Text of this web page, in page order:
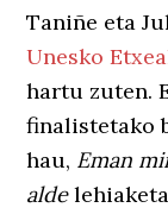
Taniñe eta
Unesko
hartu zuten.
finalistetako
hau, Eman
alde